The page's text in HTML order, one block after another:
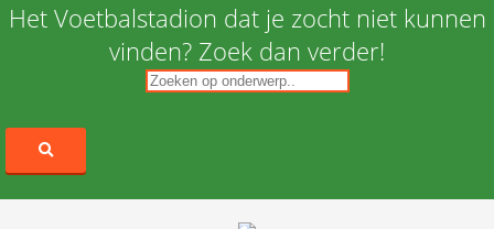
Het Voetbalstadion dat je zocht niet kunnen
vinden? Zoek dan verder!